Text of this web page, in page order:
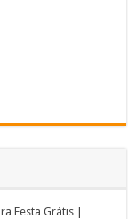
Festa Grátis |